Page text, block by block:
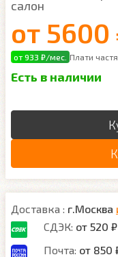
салон
от 5600
от 933 ₽/мес. Плати
Есть в наличии
Доставка : г.Москва
СДЭК: от 520 ₽
Почта: от 850